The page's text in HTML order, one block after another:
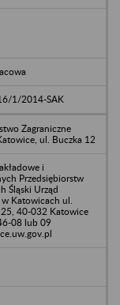
1/2014-SAK
Zagraniczne
ul. Buczka 12
i
Przedsiębiorstw
Śląski Urząd
Katowicach ul.
25, 40-032 Katowice
08 lub 09